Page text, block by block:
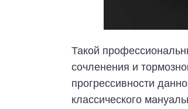
Такой
сочленения и
прогрессивности
классического